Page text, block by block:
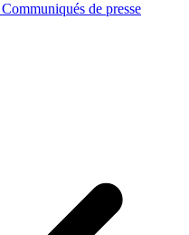
Communiqués de presse